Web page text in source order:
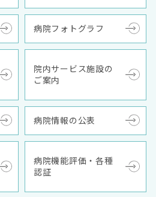
病院フォトグラフ
院内サービス施設の
ご案内
病院情報の公表
病院機能評価・各種
認証